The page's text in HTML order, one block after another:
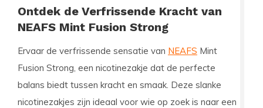
Ontdek de Verfrissende Kracht van
NEAFS Mint Fusion Strong
Ervaar de verfrissende sensatie van NEAFS Mint
Fusion Strong, een nicotinezakje dat de perfecte
balans biedt tussen kracht en smaak. Deze slanke
nicotinezakjes zijn ideaal voor wie op zoek is naar een